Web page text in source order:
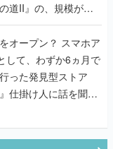
道II』の、規模が違
ーサーに聞いた
ン？ スマホア
して、わずか6ヵ月で
った発見型ストア
仕掛け人に話を聞い